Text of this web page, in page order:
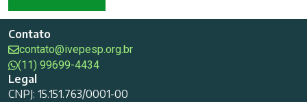
Contato
contato@ivepesp.org.br
(11) 99699-4434
Legal
CNPJ: 15.151.763/0001-00